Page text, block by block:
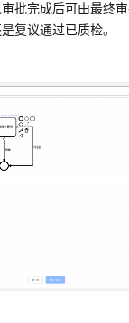
批完成后可由最终审
复议通过已质检。